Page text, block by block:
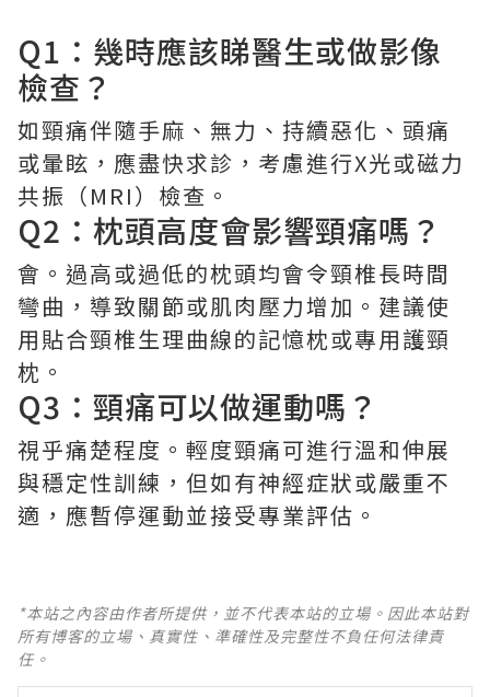
Q1：幾時應該睇醫生或做影像
檢查？
如頸痛伴隨手麻、無力、持續惡化、頭痛
或暈眩，應盡快求診，考慮進行X光或磁力
共振（MRI）檢查。
Q2：枕頭高度會影響頸痛嗎？
會。過高或過低的枕頭均會令頸椎長時間
彎曲，導致關節或肌肉壓力增加。建議使
用貼合頸椎生理曲線的記憶枕或專用護頸
枕。
Q3：頸痛可以做運動嗎？
視乎痛楚程度。輕度頸痛可進行溫和伸展
與穩定性訓練，但如有神經症狀或嚴重不
適，應暫停運動並接受專業評估。
*本站之內容由作者所提供，並不代表本站的立場。因此本站對
所有博客的立場、真實性、準確性及完整性不負任何法律責
任。